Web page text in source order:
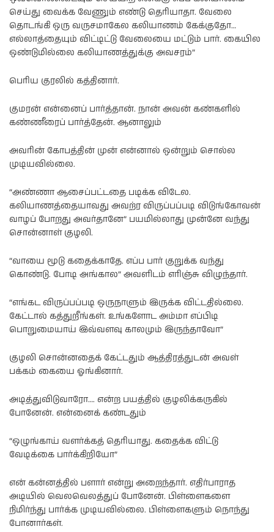
செய்து வைக்க வேணும் எண்டு தெரியாதா. வேலை
தொடங்கி ஒரு வருசமாகேல கலியாணம் கேக்குதோ…
எல்லாத்தையும் விட்டிட்டு வேலையை மட்டும் பார். கையில
ஒண்டுமில்லை கலியாணத்துக்கு அவசரம்”
பெரிய குரலில் கத்தினார்.
குமரன் என்னைப் பார்த்தான். நான் அவன் கண்களில்
கண்ணீரைப் பார்த்தேன். ஆனாலும்
அவரின் கோபத்தின் முன் என்னால் ஒன்றும் சொல்ல
முடியவில்லை.
“அண்ணா ஆசைப்பட்டதை படிக்க விடேல.
கலியாணத்தையாவது அவற்ர விருப்பப்படி விடுங்கோவன்
வாழப் போறது அவர்தானே” பயமில்லாது முன்னே வந்து
சொன்னாள் குழலி.
“வாயை மூடு கதைக்காதே. எப்ப பார் குறுக்க வந்து
கொண்டு. போடி அங்கால” அவளிடம் எரிஞ்சு விழுந்தார்.
“எங்கட விருப்பப்படி ஒருநாளும் இருக்க விட்டதில்லை.
கேட்டால் கத்துறீங்கள். உங்களோட அம்மா எப்பிடி
பொறுமையாய் இவ்வளவு காலமும் இருந்தாவோ”
குழலி சொன்னதைக் கேட்டதும் ஆத்திரத்துடன் அவள்
பக்கம் கையை ஓங்கினார்.
அடித்துவிடுவாரோ…. என்ற பயத்தில் குழலிக்கருகில்
போனேன். என்னைக் கண்டதும்
“ஒழுங்காய் வளர்க்கத் தெரியாது. கதைக்க விட்டு
வேடிக்கை பார்க்கிறியோ”
என் கன்னத்தில் பளார் என்று அறைந்தார். எதிர்பாராத
அடியில் வெலவெலத்துப் போனேன். பிள்ளைகளை
நிமிர்ந்து பார்க்க முடியவில்லை. பிள்ளைகளும் நொந்து
போனார்கள்.